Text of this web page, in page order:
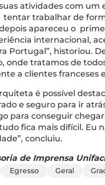
atividades com
trabalhar de
apareceu o
internacional,
Portugal”, historiou.
onde tratamos de
a clientes franceses
é possível
e seguro para ir
para conseguir
fica mais difícil. Eu
concluiu.
de Imprensa
Egresso Geral